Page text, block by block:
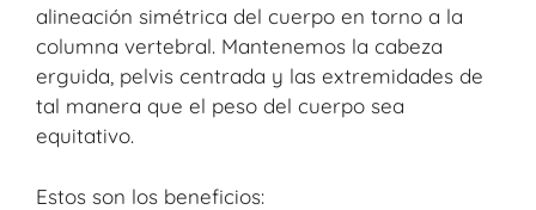
alineación simétrica del cuerpo en torno a la
columna vertebral. Mantenemos la cabeza
erguida, pelvis centrada y las extremidades de
tal manera que el peso del cuerpo sea
equitativo.
Estos son los beneficios: